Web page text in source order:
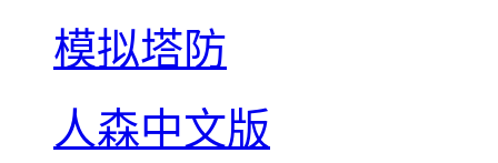
模拟塔防
人森中文版